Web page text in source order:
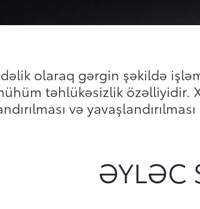
olaraq gərgin şəkildə
təhlükəsizlik özəlliyidir.
və
ƏYLƏC